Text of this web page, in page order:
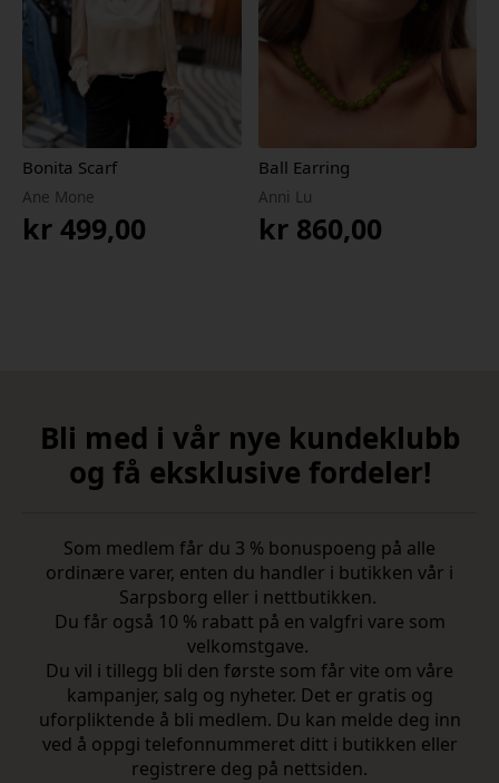
Bonita Scarf
Ane Mone
kr 499,00
Ball Earring
Anni Lu
kr860,00
Bli med i vår nye kundeklubb
og få eksklusive fordeler!
Som medlem får du 3 % bonuspoeng på alle
ordinære varer, enten du handler i butikken vår i
Sarpsborg eller i nettbutikken.
Du får også 10 % rabatt på en valgfri vare som
velkomstgave.
Du vil i tillegg bli den første som får vite om våre
kampanjer, salg og nyheter. Det er gratis og
uforpliktende å bli medlem. Du kan melde deg inn
ved å oppgi telefonnummeret ditt i butikken eller
registrere deg på nettsiden.